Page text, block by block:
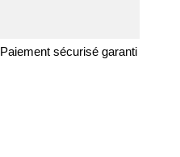
Paiement sécurisé garanti